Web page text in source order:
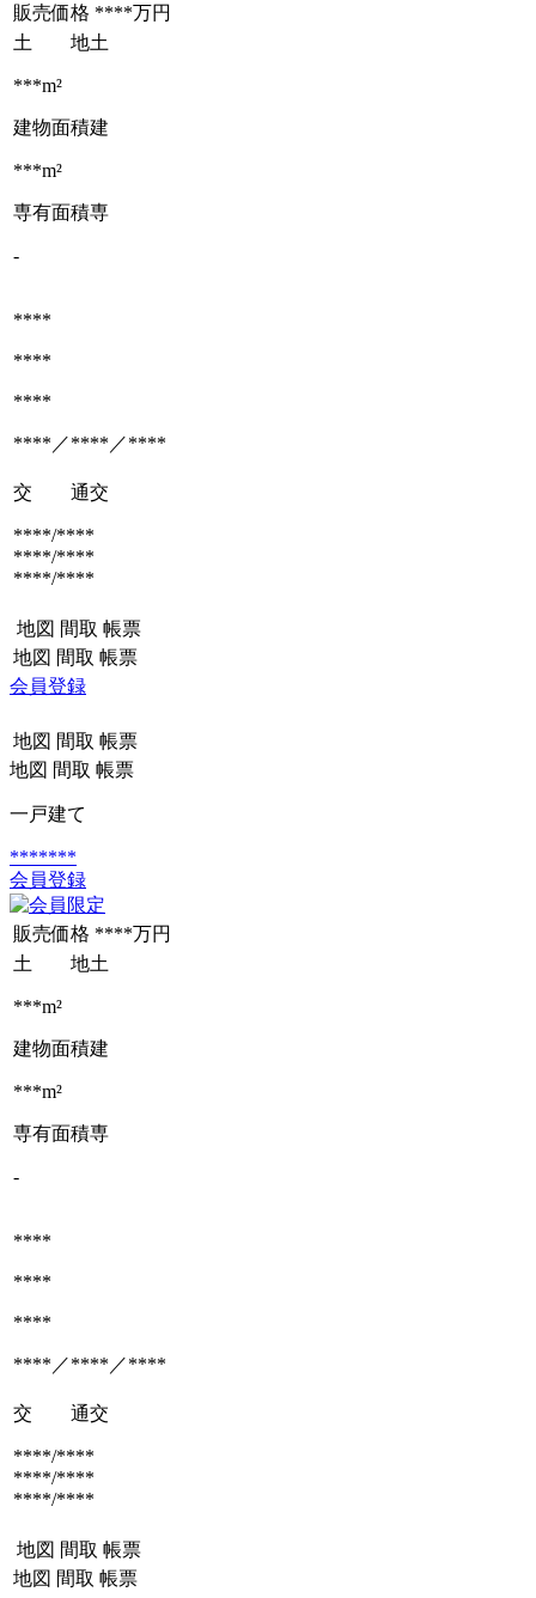
販売価格 ****万円
土 地土
***m²
建物面積建
***m²
専有面積専
-
****
****
****
****／****／****
交 通交
****/****
****/****
****/****
地図 間取 帳票
地図 間取 帳票
会員登録
地図 間取 帳票
地図 間取 帳票
一戸建て
*******
会員登録
販売価格 ****万円
土 地土
***m²
建物面積建
***m²
専有面積専
-
****
****
****
****／****／****
交 通交
****/****
****/****
****/****
地図 間取 帳票
地図 間取 帳票